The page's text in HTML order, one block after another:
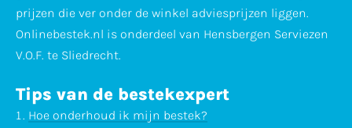
prijzen die ver onder de winkel adviesprijzen liggen.
Onlinebestek.nl is onderdeel van Hensbergen Serviezen
V.O.F. te Sliedrecht.
Tips van de bestekexpert
Hoe onderhoud ik mijn bestek?